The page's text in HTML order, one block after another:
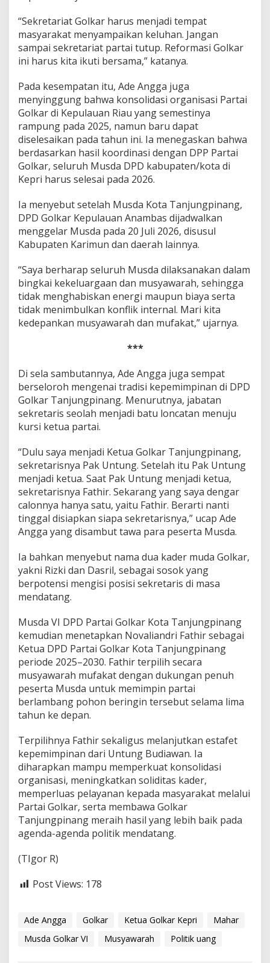
“Sekretariat Golkar harus menjadi tempat
masyarakat menyampaikan keluhan. Jangan
sampai sekretariat partai tutup. Reformasi Golkar
ini harus kita ikuti bersama,” katanya.
Pada kesempatan itu, Ade Angga juga
menyinggung bahwa konsolidasi organisasi Partai
Golkar di Kepulauan Riau yang semestinya
rampung pada 2025, namun baru dapat
diselesaikan pada tahun ini. Ia menegaskan bahwa
berdasarkan hasil koordinasi dengan DPP Partai
Golkar, seluruh Musda DPD kabupaten/kota di
Kepri harus selesai pada 2026.
Ia menyebut setelah Musda Kota Tanjungpinang,
DPD Golkar Kepulauan Anambas dijadwalkan
menggelar Musda pada 20 Juli 2026, disusul
Kabupaten Karimun dan daerah lainnya.
“Saya berharap seluruh Musda dilaksanakan dalam
bingkai kekeluargaan dan musyawarah, sehingga
tidak menghabiskan energi maupun biaya serta
tidak menimbulkan konflik internal. Mari kita
kedepankan musyawarah dan mufakat,” ujarnya.
***
Di sela sambutannya, Ade Angga juga sempat
berseloroh mengenai tradisi kepemimpinan di DPD
Golkar Tanjungpinang. Menurutnya, jabatan
sekretaris seolah menjadi batu loncatan menuju
kursi ketua partai.
“Dulu saya menjadi Ketua Golkar Tanjungpinang,
sekretarisnya Pak Untung. Setelah itu Pak Untung
menjadi ketua. Saat Pak Untung menjadi ketua,
sekretarisnya Fathir. Sekarang yang saya dengar
calonnya hanya satu, yaitu Fathir. Berarti nanti
tinggal disiapkan siapa sekretarisnya,” ucap Ade
Angga yang disambut tawa para peserta Musda.
Ia bahkan menyebut nama dua kader muda Golkar,
yakni Rizki dan Dasril, sebagai sosok yang
berpotensi mengisi posisi sekretaris di masa
mendatang.
Musda VI DPD Partai Golkar Kota Tanjungpinang
kemudian menetapkan Novaliandri Fathir sebagai
Ketua DPD Partai Golkar Kota Tanjungpinang
periode 2025–2030. Fathir terpilih secara
musyawarah mufakat dengan dukungan penuh
peserta Musda untuk memimpin partai
berlambang pohon beringin tersebut selama lima
tahun ke depan.
Terpilihnya Fathir sekaligus melanjutkan estafet
kepemimpinan dari Untung Budiawan. Ia
diharapkan mampu memperkuat konsolidasi
organisasi, meningkatkan soliditas kader,
memperluas pelayanan kepada masyarakat melalui
Partai Golkar, serta membawa Golkar
Tanjungpinang meraih hasil yang lebih baik pada
agenda-agenda politik mendatang.
(TIgor R)
Post Views: 178
Ade Angga Golkar Ketua Golkar Kepri
Mahar
Musda Golkar VI
Musyawarah Politik uang